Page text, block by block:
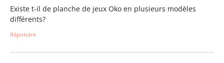
Existe t-il de planche de jeux Oko en plusieurs modèles
différents?
Répondre